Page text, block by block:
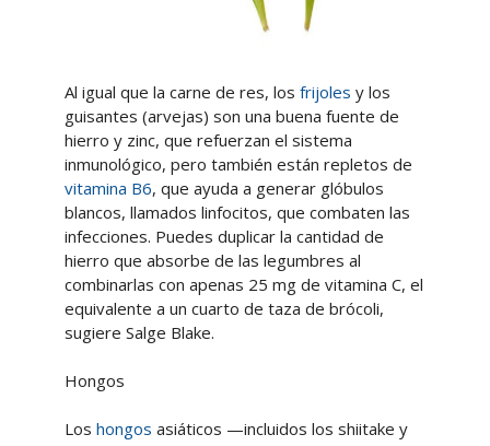
Al igual que la carne de res, los frijoles y los
guisantes (arvejas) son una buena fuente de
hierro y zinc, que refuerzan el sistema
inmunológico, pero también están repletos de
vitamina B6, que ayuda a generar glóbulos
blancos, llamados linfocitos, que combaten las
infecciones. Puedes duplicar la cantidad de
hierro que absorbe de las legumbres al
combinarlas con apenas 25 mg de vitamina C, el
equivalente a un cuarto de taza de brócoli,
sugiere Salge Blake.
Hongos
Los hongos asiáticos —incluidos los shiitake y